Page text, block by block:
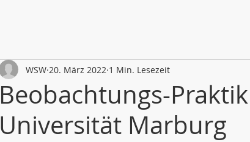
Beobachtungs-
Universität Marburg
WSW 20. März 2022 1 Min. Lesezeit